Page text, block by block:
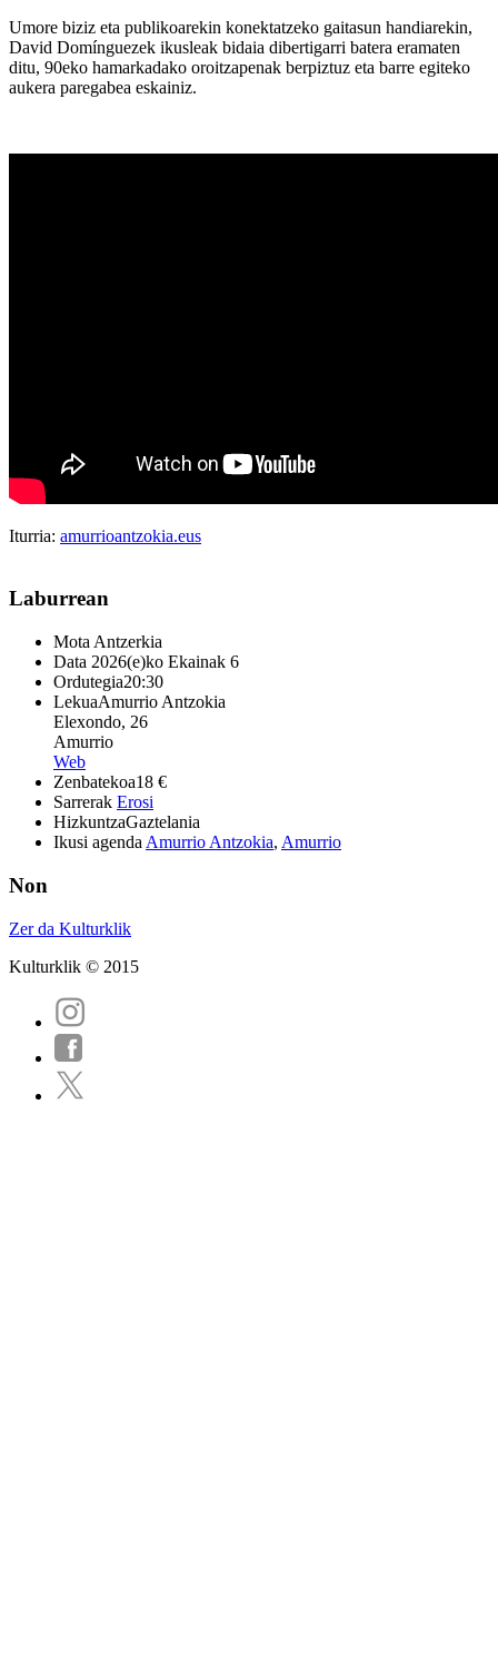
Umore biziz eta publikoarekin konektatzeko gaitasun handiarekin,
David Domínguezek ikusleak bidaia dibertigarri batera eramaten
ditu, 90eko hamarkadako oroitzapenak berpiztuz eta barre egiteko
aukera paregabea eskainiz.
Iturria: amurrioantzokia.eus
Laburrean
Mota Antzerkia
Data 2026(e)ko Ekainak 6
Ordutegia20:30
LekuaAmurrio Antzokia
Elexondo, 26
Amurrio
Web
Zenbatekoa18 €
Sarrerak Erosi
HizkuntzaGaztelania
Ikusi agenda Amurrio Antzokia, Amurrio
Non
Zer da Kulturklik
Kulturklik © 2015